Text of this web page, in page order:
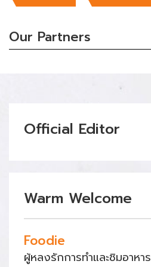
Our Partners
Official Editor
Warm Welcome
Foodie
ผู้หลงรักการทำและชิมอาหาร